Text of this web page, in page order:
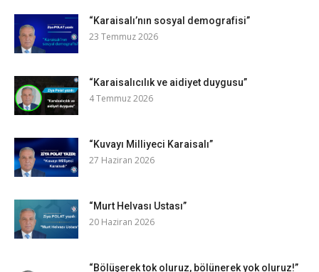
“Karaisalı’nın sosyal demografisi”
23 Temmuz 2026
“Karaisalıcılık ve aidiyet duygusu”
4 Temmuz 2026
“Kuvayı Milliyeci Karaisalı”
27 Haziran 2026
“Murt Helvası Ustası”
20 Haziran 2026
“Bölüşerek tok oluruz, bölünerek yok oluruz!”